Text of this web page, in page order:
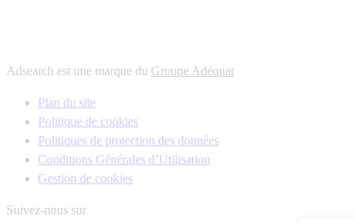
Adsearch est une marque du Groupe Adéquat
Plan du site
Politique de cookies
Politiques de protection des données
Conditions Générales d’Utilisation
Gestion de cookies
Suivez-nous sur